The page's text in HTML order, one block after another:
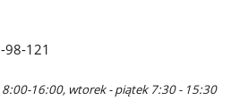
98-121
8:00-16:00, wtorek - piątek 7:30 - 15:30